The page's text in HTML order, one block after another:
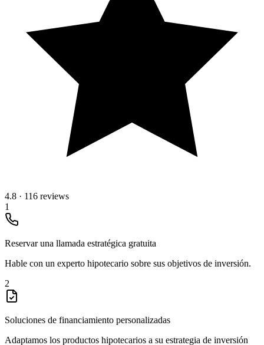
4.8 · 116 reviews
1
Reservar una llamada estratégica gratuita
Hable con un experto hipotecario sobre sus objetivos de inversión.
2
Soluciones de financiamiento personalizadas
Adaptamos los productos hipotecarios a su estrategia de inversión